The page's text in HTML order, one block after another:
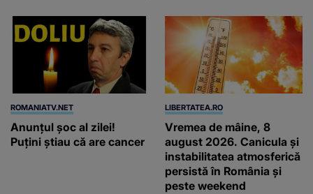
ROMANIATV.NET
Anunţul şoc al zilei!
Puţini ştiau că are cancer
LIBERTATEA.RO
Vremea de mâine, 8
august 2026. Canicula și
instabilitatea atmosferică
persistă în România și
peste weekend